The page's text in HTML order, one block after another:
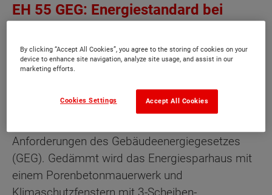
EH 55 GEG: Energiestandard bei
Town & Country Haus
Jedes Town & Country Massivhaus ist
standardmäßig bereits ein Effizienzhaus-55-GEG.
Ein Massivhaus dieser Effizienz entspricht mit
Anforderungen des Gebäudeenergiegesetzes
(GEG). Gedämmt wird das Energiesparhaus mit
einem Porenbetonmauerwerk und
By clicking “Accept All Cookies”, you agree to the storing of cookies on your
device to enhance site navigation, analyze site usage, and assist in our
marketing efforts.
Accept All Cookies
Cookies Settings